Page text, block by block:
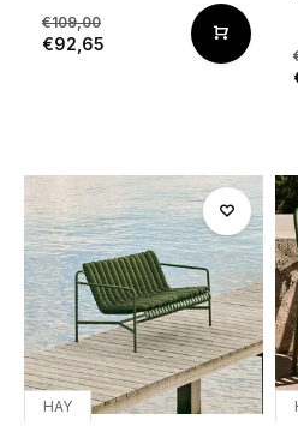
€109,00
€92,65
HAY